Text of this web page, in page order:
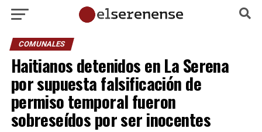
COMUNALES
Haitianos detenidos en La Serena
por supuesta falsificación de
permiso temporal fueron
sobreseídos por ser inocentes